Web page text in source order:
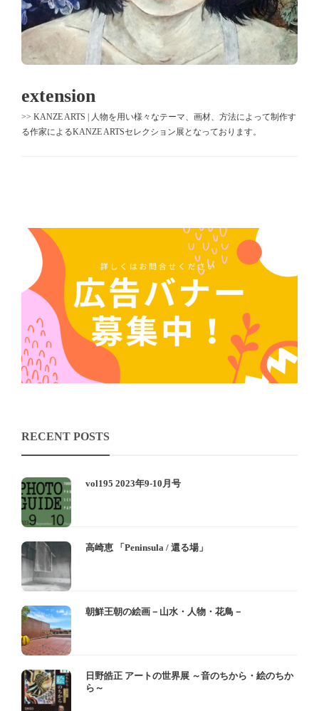
extension
>> KANZE ARTS | 人物を用い様々なテーマ、画材、方法によって制作す
る作家によるKANZE ARTSセレクション展となっております。
RECENT POSTS
vol195 2023年9-10月号
高崎恵 「Peninsula / 還る場」
朝鮮王朝の絵画－山水・人物・花鳥－
日野皓正 アートの世界展 ～音のちから・絵のちか
ら～